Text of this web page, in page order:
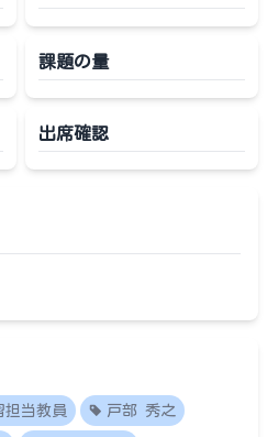
課題の量
出席確認
担当教員 戸部 秀之